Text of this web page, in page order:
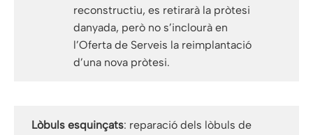
reconstructiu, es retirarà la pròtesi
danyada, però no s’inclourà en
l’Oferta de Serveis la reimplantació
d’una nova pròtesi.
Lòbuls esquinçats: reparació dels lòbuls de